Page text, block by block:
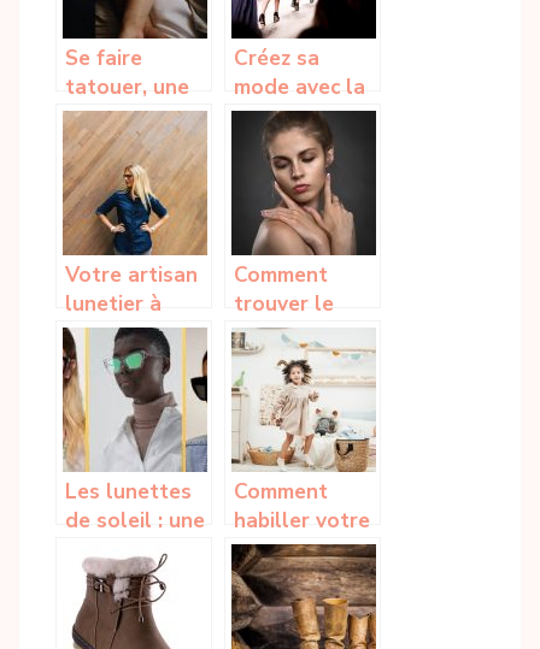
Se faire
tatouer, une
décision à ne
pas prendre à
la légère!
Créez sa
mode avec la
combinaison
de style
Votre artisan
lunetier à
Bordeaux
Comment
trouver le
look idéal en
fonction de sa
morphologie ?
Les lunettes
de soleil : une
tendance du
21e siècle
Comment
habiller votre
enfant de
manière
tendance ?